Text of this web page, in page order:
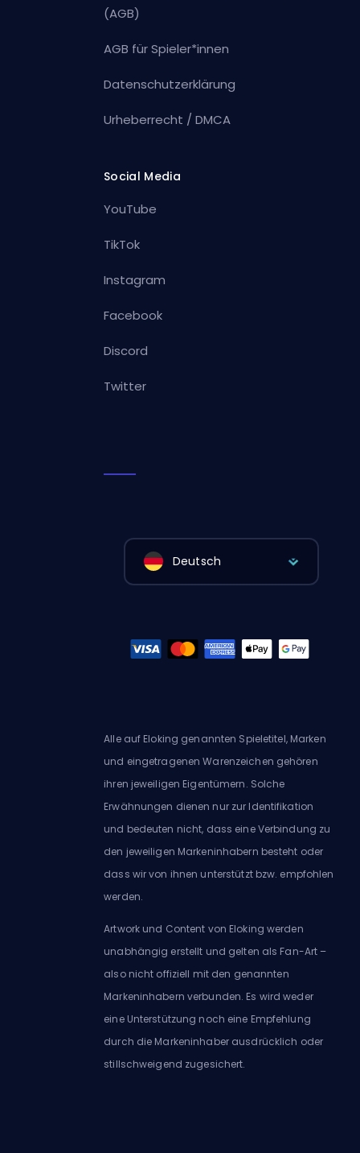
(AGB)
AGB für Spieler*innen
Datenschutzerklärung
Urheberrecht / DMCA
Social Media
YouTube
TikTok
Instagram
Facebook
Discord
Twitter
Deutsch
Alle auf Eloking genannten Spieletitel, Marken
und eingetragenen Warenzeichen gehören
ihren jeweiligen Eigentümern. Solche
Erwähnungen dienen nur zur Identifikation
und bedeuten nicht, dass eine Verbindung zu
den jeweiligen Markeninhabern besteht oder
dass wir von ihnen unterstützt bzw. empfohlen
werden.
Artwork und Content von Eloking werden
unabhängig erstellt und gelten als Fan-Art –
also nicht offiziell mit den genannten
Markeninhabern verbunden. Es wird weder
eine Unterstützung noch eine Empfehlung
durch die Markeninhaber ausdrücklich oder
stillschweigend zugesichert.